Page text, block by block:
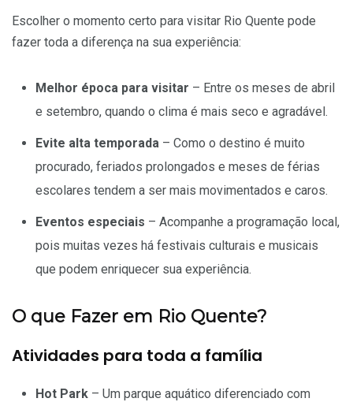
Escolher o momento certo para visitar Rio Quente pode
fazer toda a diferença na sua experiência:
Melhor época para visitar – Entre os meses de abril
e setembro, quando o clima é mais seco e agradável.
Evite alta temporada – Como o destino é muito
procurado, feriados prolongados e meses de férias
escolares tendem a ser mais movimentados e caros.
Eventos especiais – Acompanhe a programação local,
pois muitas vezes há festivais culturais e musicais
que podem enriquecer sua experiência.
O que Fazer em Rio Quente?
Atividades para toda a família
Hot Park – Um parque aquático diferenciado com